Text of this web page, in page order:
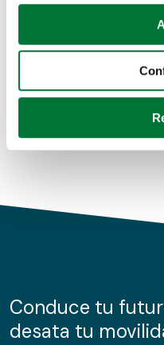
Si lo permite, también
Recopilar
Identificar su
para buscar
Obtenga más
de cookies.
información sobre el uso
nuestros partners de
Coches de segunda
Coches de km0
Conduce tu
desata tu